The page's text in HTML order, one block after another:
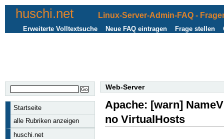
huschi.net Linux-Server-Admin-FAQ -
Frage stellen
Neue FAQ eintragen
Erweiterte Volltextsuche
Startseite
alle Rubriken anzeigen
huschi.net
Web-Server
Apache: [warn]
no VirtualHosts